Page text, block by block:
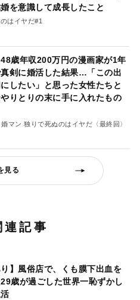
を意識して成長したこと
はイヤだ#1
48歳年収200万円の漫画家が1年
真剣に婚活した結果…「この出
したい」と思った女性たちと
りとりの末に手に入れたもの
婚マン 独りで死ぬのはイヤだ〈最終回〉
見る
連記事
り】風俗店で、くも膜下出血を
歳が過ごした世界一恥ずかし